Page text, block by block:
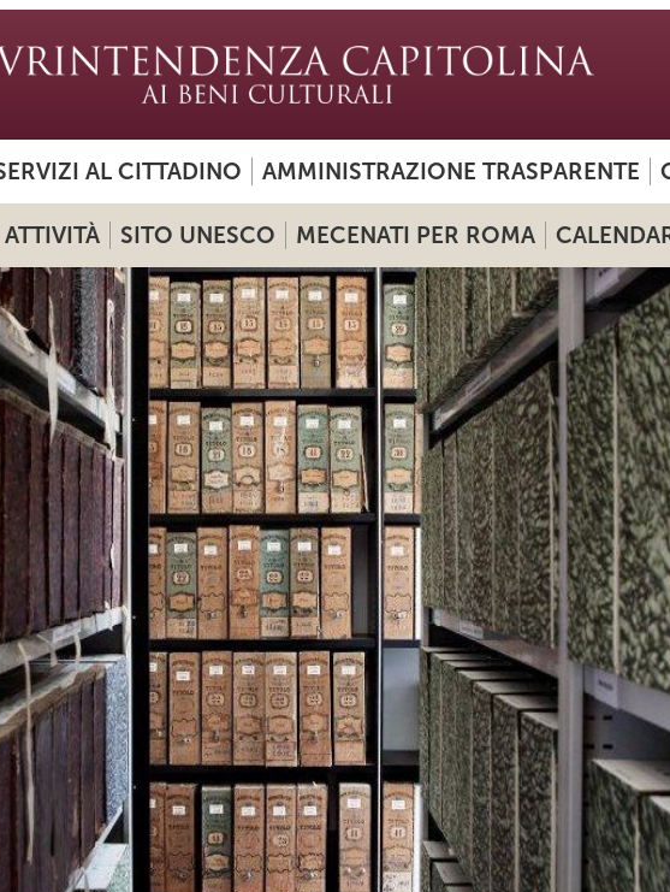
AL CITTADINO AMMINISTRAZIONE TRASPARENTE
ATTIVITÀ SITO UNESCO MECENATI PER ROMA